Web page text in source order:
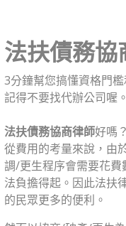
法扶債務協
3分鐘幫您搞懂資格門
記得不要找代辦公司喔。
法扶債務協商律師好嗎？
從費用的考量來說，由
調/更生程序會需要花
法負擔得起。因此法扶
的民眾更多的便利。⠀⠀